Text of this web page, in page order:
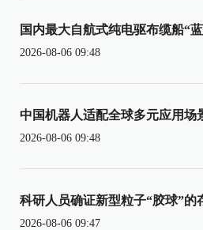
国内最大自航式纯电驱布缆船“
2026-08-06 09:48
中国机器人适配全球多元应用场
2026-08-06 09:48
科研人员确证新型粒子“胶球”的
2026-08-06 09:47